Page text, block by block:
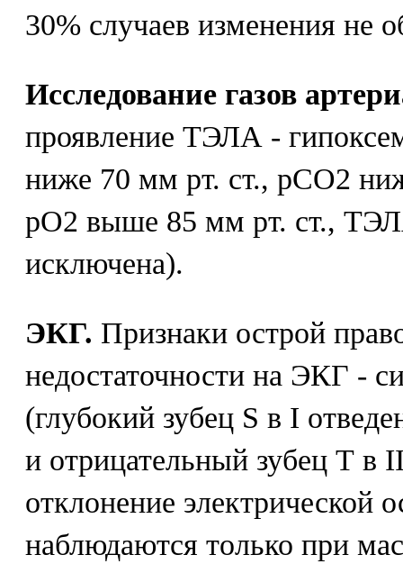
30% случаев изменения не
Исследование газов
проявление ТЭЛА -
ниже 70 мм рт. ст., рСО2
рО2 выше 85 мм рт. ст.,
исключена).
ЭКГ. Признаки острой
недостаточности на ЭКГ -
(глубокий зубец S в I
и отрицательный зубец Т в
отклонение электрической
наблюдаются только при